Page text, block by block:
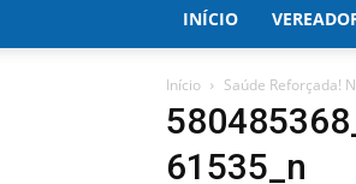
INÍCIO
Início Saúde Reforçada!
61535_n